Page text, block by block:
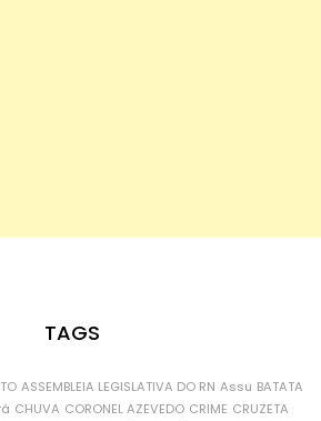
TAGS
ASSEMBLEIA LEGISLATIVA DO RN Assu BATATA
CHUVA CORONEL AZEVEDO CRIME CRUZETA